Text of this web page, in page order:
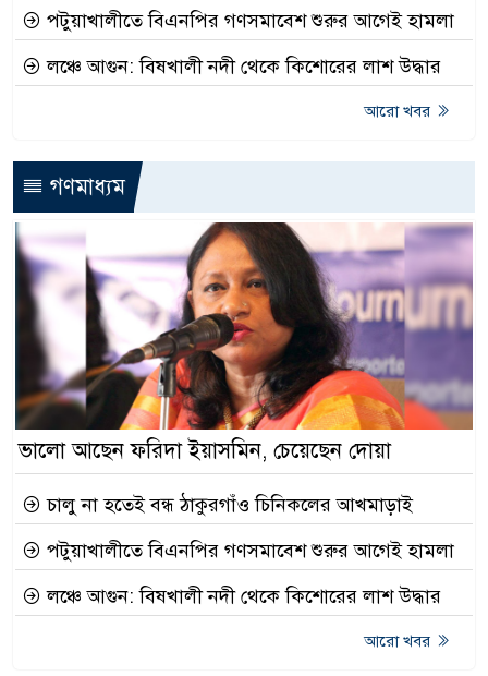
পটুয়াখালীতে বিএনপির গণসমাবেশ শুরুর আগেই হামলা
লঞ্চে আগুন: বিষখালী নদী থেকে কিশোরের লাশ উদ্ধার
আরো খবর
গণমাধ্যম
ভালো আছেন ফরিদা ইয়াসমিন, চেয়েছেন দোয়া
চালু না হতেই বন্ধ ঠাকুরগাঁও চিনিকলের আখমাড়াই
পটুয়াখালীতে বিএনপির গণসমাবেশ শুরুর আগেই হামলা
লঞ্চে আগুন: বিষখালী নদী থেকে কিশোরের লাশ উদ্ধার
আরো খবর